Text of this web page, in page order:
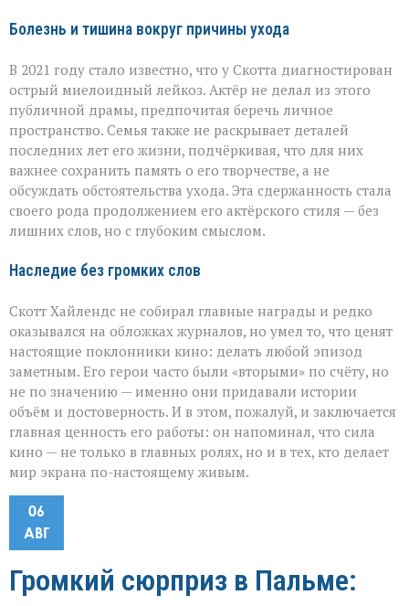
Болезнь и тишина вокруг причины ухода
В 2021 году стало известно, что у Скотта диагностирован
острый миелоидный лейкоз. Актёр не делал из этого
публичной драмы, предпочитая беречь личное
пространство. Семья также не раскрывает деталей
последних лет его жизни, подчёркивая, что для них
важнее сохранить память о его творчестве, а не
обсуждать обстоятельства ухода. Эта сдержанность стала
своего рода продолжением его актёрского стиля — без
лишних слов, но с глубоким смыслом.
Наследие без громких слов
Скотт Хайлендс не собирал главные награды и редко
оказывался на обложках журналов, но умел то, что ценят
настоящие поклонники кино: делать любой эпизод
заметным. Его герои часто были «вторыми» по счёту, но
не по значению — именно они придавали истории
объём и достоверность. И в этом, пожалуй, и заключается
главная ценность его работы: он напоминал, что сила
кино — не только в главных ролях, но и в тех, кто делает
мир экрана по-настоящему живым.
06
АВГ
Громкий сюрприз в Пальме: